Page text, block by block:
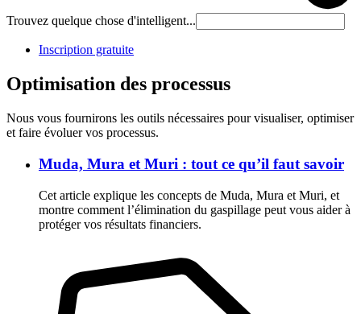
Trouvez quelque chose d'intelligent...
Inscription gratuite
Optimisation des processus
Nous vous fournirons les outils nécessaires pour visualiser, optimiser
et faire évoluer vos processus.
Muda, Mura et Muri : tout ce qu’il faut savoir
Cet article explique les concepts de Muda, Mura et Muri, et
montre comment l’élimination du gaspillage peut vous aider à
protéger vos résultats financiers.